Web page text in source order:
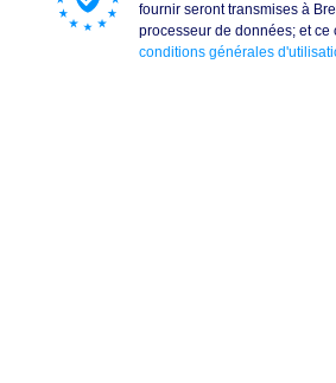
fournir seront transmises à
processeur de données; et ce
conditions générales